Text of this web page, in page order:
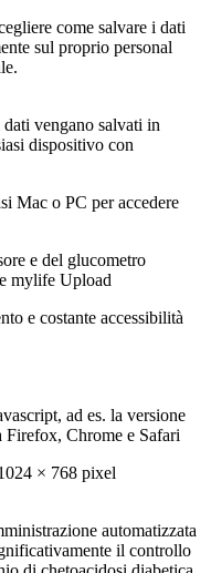
come salvare i dati
sul proprio personal
dati vengano salvati in
dispositivo con
Mac o PC per accedere
e del glucometro
mylife Upload
e costante accessibilità
ad es. la versione
Chrome e Safari
× 768 pixel
automatizzata
il controllo